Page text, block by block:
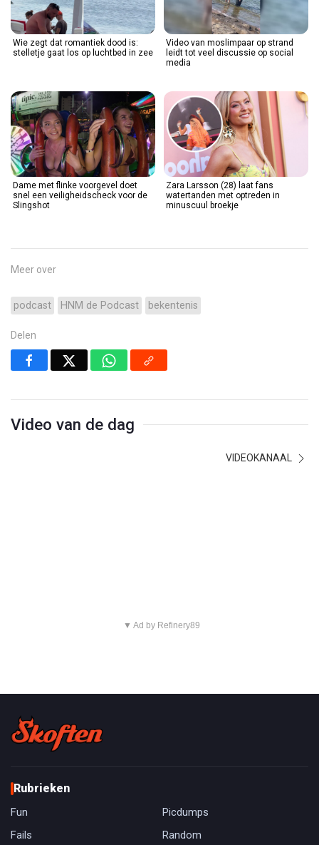
Wie zegt dat romantiek dood is:
stelletje gaat los op luchtbed in zee
Video van moslimpaar op strand
leidt tot veel discussie op social
media
Dame met flinke voorgevel doet
snel een veiligheidscheck voor de
Slingshot
Zara Larsson (28) laat fans
watertanden met optreden in
minuscuul broekje
Meer over
podcast HNM de Podcast bekentenis
Delen
Video van de dag
VIDEOKANAAL
▼ Ad by Refinery89
Rubrieken
Fun
Picdumps
Fails
Random